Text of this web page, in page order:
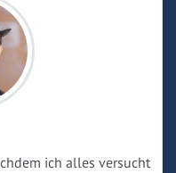
ich alles versucht